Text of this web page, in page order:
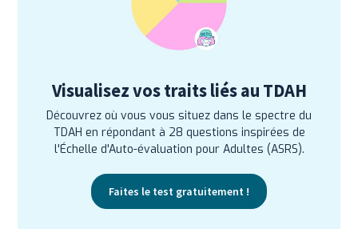
Visualisez vos traits liés au TDAH
Découvrez où vous vous situez dans le spectre du
TDAH en répondant à 28 questions inspirées de
l'Échelle d'Auto-évaluation pour Adultes (ASRS).
Faites le test gratuitement !